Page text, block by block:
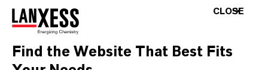
アドバンスト中間体
この部門では、高品質の工業用中間体に関
する専門知識を集約し、世界有数のメーカ
ーとなっています。
CLOSE
Find the Website That Best Fits